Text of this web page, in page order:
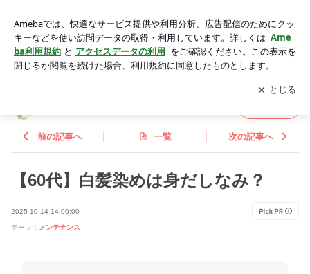
人DIARYアプリをダウンロードして ブログの更新通知
を受け取りまし
ょう。
開く
前の記事へ 一覧 次の記事へ
【60代】白髪染めは身だしなみ？
2025-10-14 14:00:00
テーマ： メンテナンス